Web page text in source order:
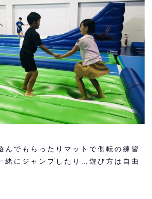
んでもらったりマットで側転の練習
緒にジャンプしたり…遊び方は自由